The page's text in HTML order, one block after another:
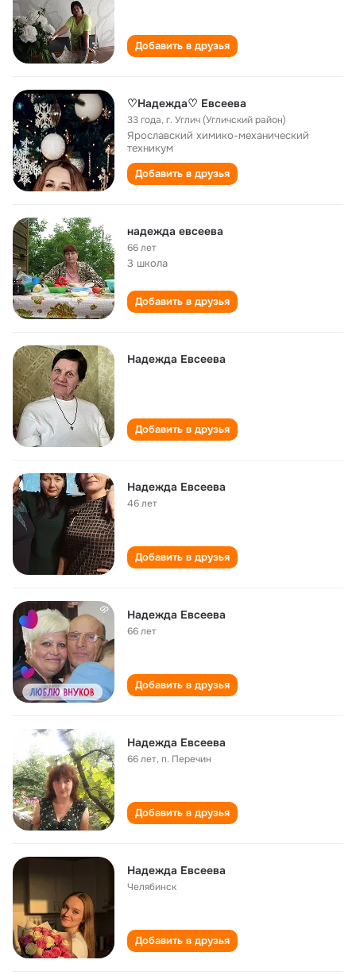
Добавить в друзья
♡Надежда♡ Евсеева
33 года,г. Углич (Угличский район)
Ярославский химико-механический
техникум
Добавить в друзья
надежда евсеева
66 лет
3 школа
Добавить в друзья
Надежда Евсеева
Добавить в друзья
Надежда Евсеева
46 лет
Добавить в друзья
Надежда Евсеева
66 лет
Добавить в друзья
Надежда Евсеева
66 лет,п. Перечин
Добавить в друзья
Надежда Евсеева
Челябинск
Добавить в друзья